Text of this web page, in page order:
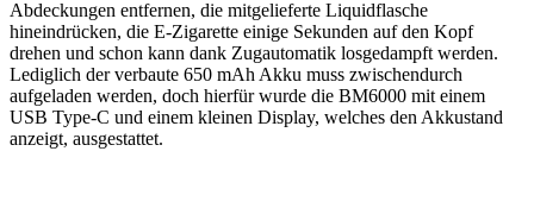
Abdeckungen entfernen, die mitgelieferte Liquidflasche
hineindrücken, die E-Zigarette einige Sekunden auf den Kopf
drehen und schon kann dank Zugautomatik losgedampft werden.
Lediglich der verbaute 650 mAh Akku muss zwischendurch
aufgeladen werden, doch hierfür wurde die BM6000 mit einem
USB Type-C und einem kleinen Display, welches den Akkustand
anzeigt, ausgestattet.